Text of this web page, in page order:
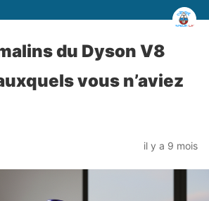
du Dyson V8
vous n’aviez
il y a 9 mois